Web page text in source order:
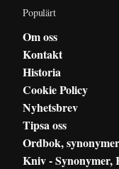
Populärt
Om oss
Kontakt
Historia
Cookie Policy
Nyhetsbrev
Tipsa oss
Ordbok,
Kniv - Synonymer,